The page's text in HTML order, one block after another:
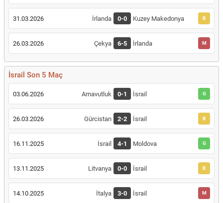
31.03.2026 İrlanda 0-0 Kuzey Makedonya B
26.03.2026 Çekya 6-5 İrlanda M
İsrail Son 5 Maç
03.06.2026 Arnavutluk 0-1 İsrail G
26.03.2026 Gürcistan 2-2 İsrail B
16.11.2025 İsrail 4-1 Moldova G
13.11.2025 Litvanya 0-0 İsrail B
14.10.2025 İtalya 3-0 İsrail M